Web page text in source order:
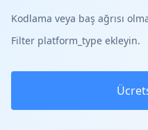
Kodlama veya baş ağrısı
Filter platform_type ekleyin.